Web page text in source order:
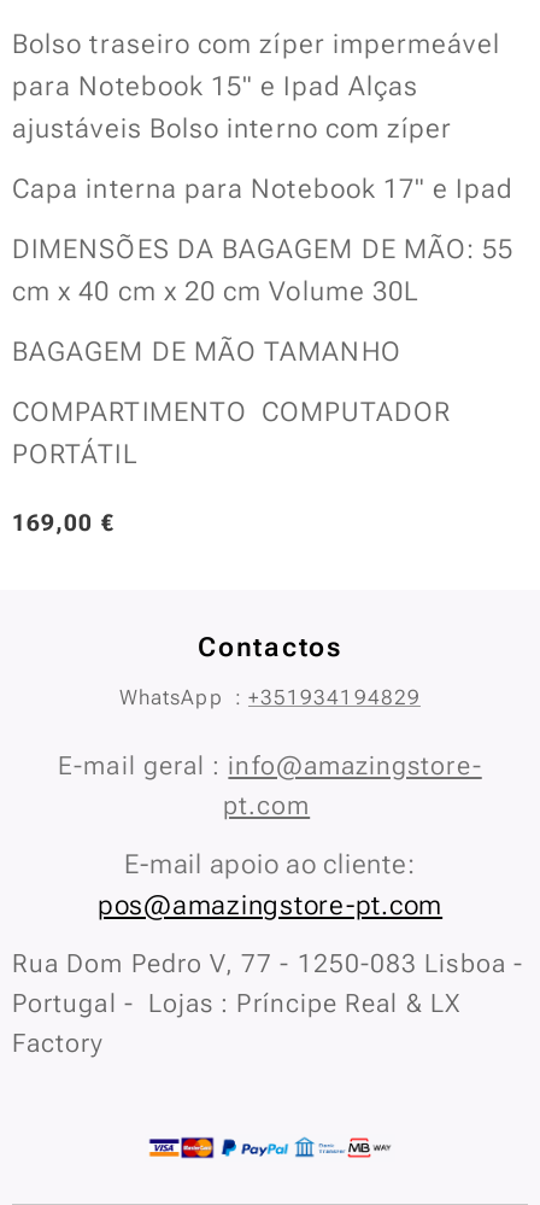
Bolso traseiro com zíper impermeável
para Notebook 15" e Ipad Alças
ajustáveis Bolso interno com zíper
Capa interna para Notebook 17" e Ipad
DIMENSÕES DA BAGAGEM DE MÃO: 55
cm x 40 cm x 20 cm Volume 30L
BAGAGEM DE MÃO TAMANHO
COMPARTIMENTO COMPUTADOR
PORTÁTIL
169,00 €
Contactos
WhatsApp : +351934194829
E-mail geral : info@amazingstore-
pt.com
E-mail apoio ao cliente:
pos@amazingstore-pt.com
Rua Dom Pedro V, 77 - 1250-083 Lisboa -
Portugal - Lojas : Príncipe Real & LX
Factory